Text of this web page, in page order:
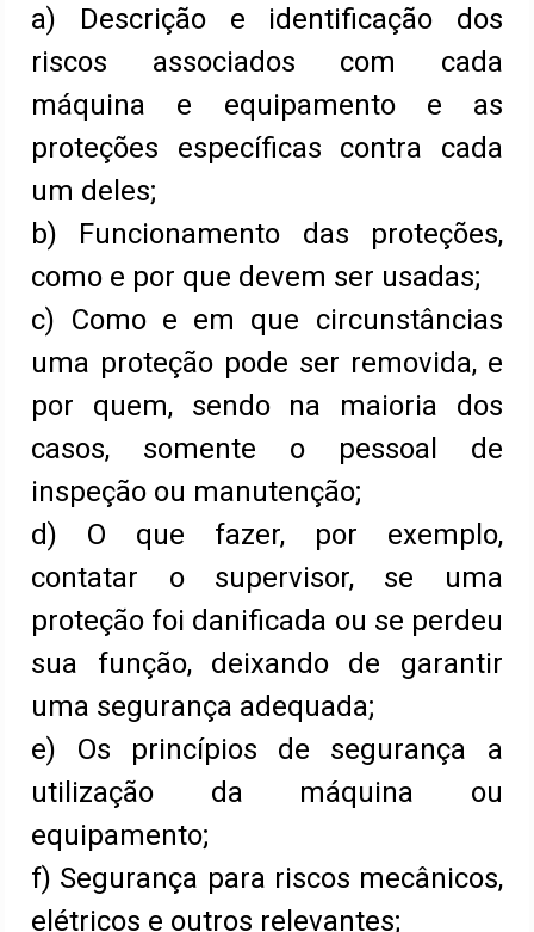
a) Descrição e identificação dos
riscos associados com cada
máquina e equipamento e as
proteções específicas contra cada
um deles;
b) Funcionamento das proteções,
como e por que devem ser usadas;
c) Como e em que circunstâncias
uma proteção pode ser removida, e
por quem, sendo na maioria dos
casos, somente o pessoal de
inspeção ou manutenção;
d) O que fazer, por exemplo,
contatar o supervisor, se uma
proteção foi danificada ou se perdeu
sua função, deixando de garantir
uma segurança adequada;
e) Os princípios de segurança a
utilização da máquina ou
equipamento;
f) Segurança para riscos mecânicos,
elétricos e outros relevantes;